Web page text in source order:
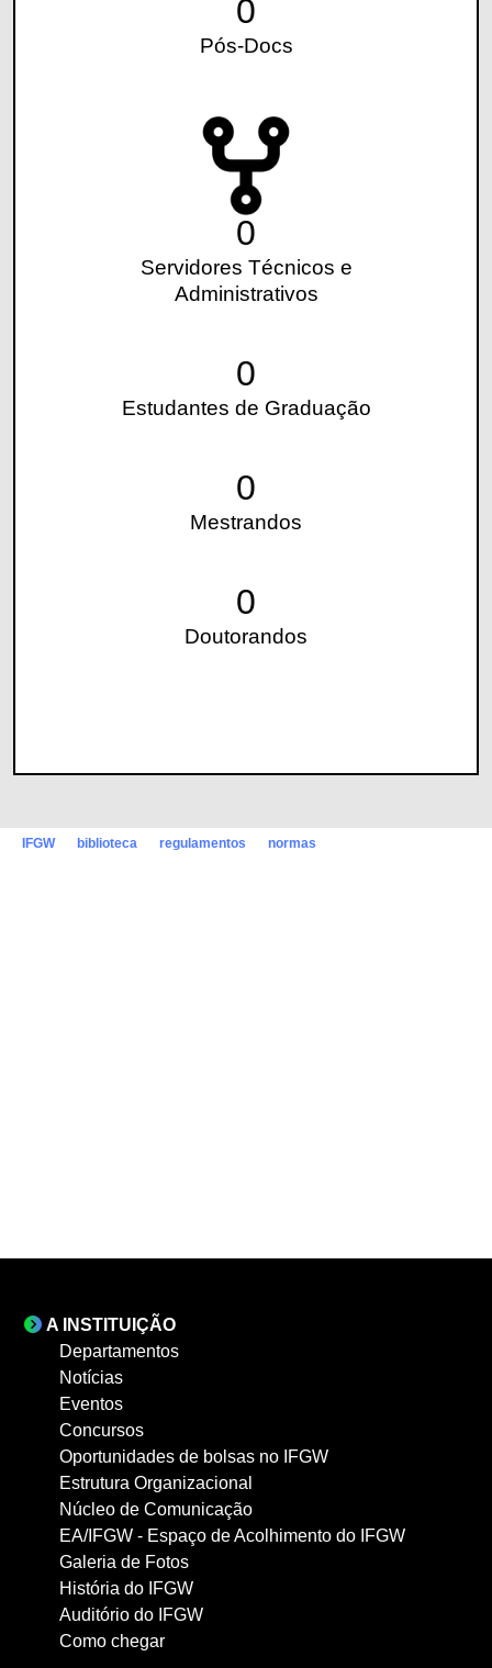
0
Pós-Docs
0
Servidores Técnicos e
Administrativos
0
Estudantes de Graduação
0
Mestrandos
0
Doutorandos
IFGW biblioteca regulamentos normas
A INSTITUIÇÃO
Departamentos
Notícias
Eventos
Concursos
Oportunidades de bolsas no IFGW
Estrutura Organizacional
Núcleo de Comunicação
EA/IFGW - Espaço de Acolhimento do IFGW
Galeria de Fotos
História do IFGW
Auditório do IFGW
Como chegar